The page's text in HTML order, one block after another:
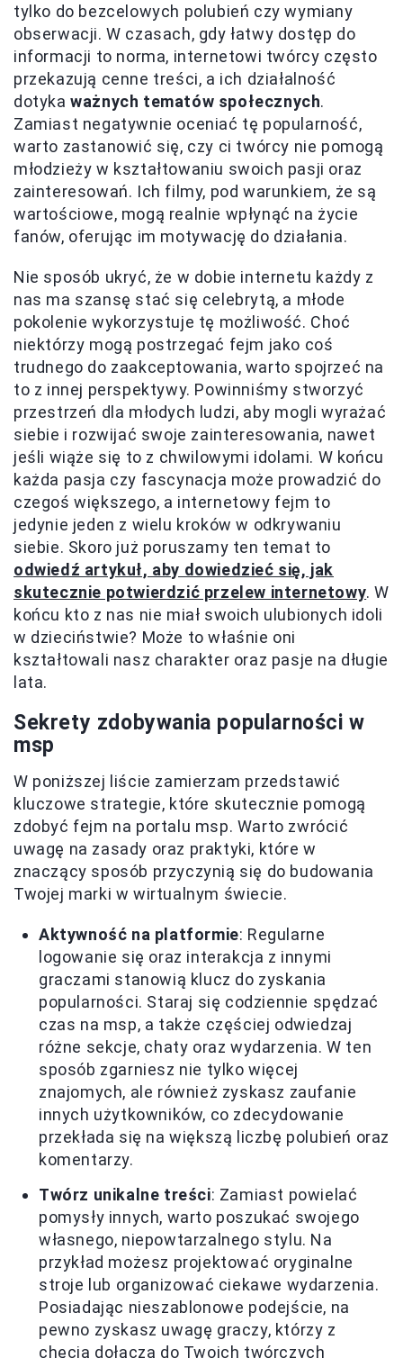
tylko do bezcelowych polubień czy wymiany
obserwacji. W czasach, gdy łatwy dostęp do
informacji to norma, internetowi twórcy często
przekazują cenne treści, a ich działalność
dotykaważnych tematów społecznych.
Zamiast negatywnie oceniać tę popularność,
warto zastanowić się, czy ci twórcy nie pomogą
młodzieży w kształtowaniu swoich pasji oraz
zainteresowań. Ich filmy, pod warunkiem, że są
wartościowe, mogą realnie wpłynąć na życie
fanów, oferując im motywację do działania.
Nie sposób ukryć, że w dobie internetu każdy z
nas ma szansę stać się celebrytą, a młode
pokolenie wykorzystuje tę możliwość. Choć
niektórzy mogą postrzegać fejm jako coś
trudnego do zaakceptowania, warto spojrzeć na
to z innej perspektywy. Powinniśmy stworzyć
przestrzeń dla młodych ludzi, aby mogli wyrażać
siebie i rozwijać swoje zainteresowania, nawet
jeśli wiąże się to z chwilowymi idolami. W końcu
każda pasja czy fascynacja może prowadzić do
czegoś większego, a internetowy fejm to
jedynie jeden z wielu kroków w odkrywaniu
siebie. Skoro już poruszamy ten temat to
odwiedź artykuł, aby dowiedzieć się, jak
skutecznie potwierdzić przelew internetowy. W
końcu kto z nas nie miał swoich ulubionych idoli
w dzieciństwie? Może to właśnie oni
kształtowali nasz charakter oraz pasje na długie
lata.
Sekrety zdobywania popularności w
msp
W poniższej liście zamierzam przedstawić
kluczowe strategie, które skutecznie pomogą
zdobyć fejm na portalu msp. Warto zwrócić
uwagę na zasady oraz praktyki, które w
znaczący sposób przyczynią się do budowania
Twojej marki w wirtualnym świecie.
Aktywność na platformie: Regularne
logowanie się oraz interakcja z innymi
graczami stanowią klucz do zyskania
popularności. Staraj się codziennie spędzać
czas na msp, a także częściej odwiedzaj
różne sekcje, chaty oraz wydarzenia. W ten
sposób zgarniesz nie tylko więcej
znajomych, ale również zyskasz zaufanie
innych użytkowników, co zdecydowanie
przekłada się na większą liczbę polubień oraz
komentarzy.
Twórz unikalne treści: Zamiast powielać
pomysły innych, warto poszukać swojego
własnego, niepowtarzalnego stylu. Na
przykład możesz projektować oryginalne
stroje lub organizować ciekawe wydarzenia.
Posiadając nieszablonowe podejście, na
pewno zyskasz uwagę graczy, którzy z
chęcią dołączą do Twoich twórczych